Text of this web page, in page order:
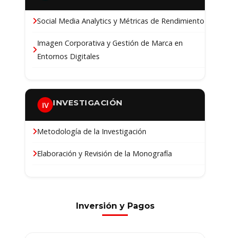
Social Media Analytics y Métricas de Rendimiento
Imagen Corporativa y Gestión de Marca en
Entornos Digitales
IV INVESTIGACIÓN
Metodología de la Investigación
Elaboración y Revisión de la Monografía
Inversión y Pagos